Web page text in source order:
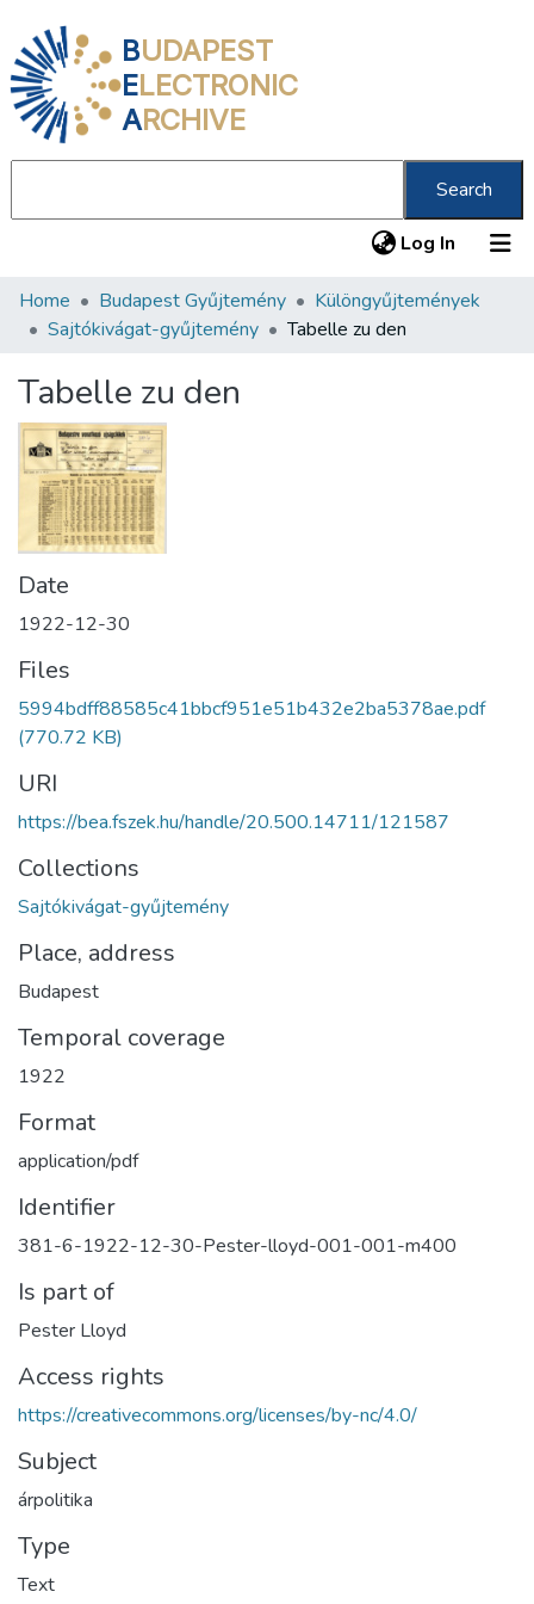
BUDAPEST
ELECTRONIC
ARCHIVE
Search
Log In (current)
Communities & Collections
Statistics
About us
Home Budapest Gyűjtemény
Különgyűjtemények
Sajtókivágat-gyűjtemény
Tabelle zu den
Tabelle zu den
Date
1922-12-30
Files
5994bdff88585c41bbcf951e51b432e2ba5378ae.pdf
(770.72 KB)
URI
https://bea.fszek.hu/handle/20.500.14711/121587
Collections
Sajtókivágat-gyűjtemény
Place, address
Budapest
Temporal coverage
1922
Format
application/pdf
Identifier
381-6-1922-12-30-Pester-lloyd-001-001-m400
Is part of
Pester Lloyd
Access rights
https://creativecommons.org/licenses/by-nc/4.0/
Subject
árpolitika
Type
Text